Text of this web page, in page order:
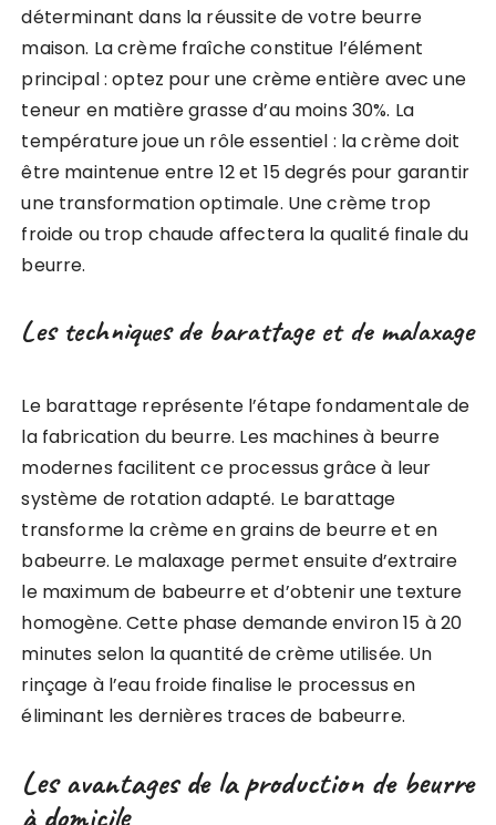
déterminant dans la réussite de votre beurre
maison. La crème fraîche constitue l’élément
principal : optez pour une crème entière avec une
teneur en matière grasse d’au moins 30%. La
température joue un rôle essentiel : la crème doit
être maintenue entre 12 et 15 degrés pour garantir
une transformation optimale. Une crème trop
froide ou trop chaude affectera la qualité finale du
beurre.
Les techniques de barattage et de malaxage
Le barattage représente l’étape fondamentale de
la fabrication du beurre. Les machines à beurre
modernes facilitent ce processus grâce à leur
système de rotation adapté. Le barattage
transforme la crème en grains de beurre et en
babeurre. Le malaxage permet ensuite d’extraire
le maximum de babeurre et d’obtenir une texture
homogène. Cette phase demande environ 15 à 20
minutes selon la quantité de crème utilisée. Un
rinçage à l’eau froide finalise le processus en
éliminant les dernières traces de babeurre.
Les avantages de la production de beurre
à domicile